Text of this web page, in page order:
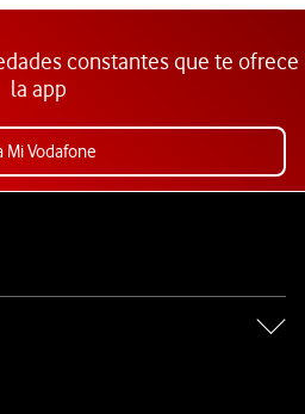
constantes que te ofrece
la app
Mi Vodafone
de Vodafone